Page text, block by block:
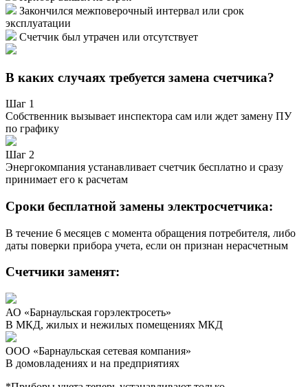
Закончился межповерочный интервал или срок
эксплуатации
Счетчик был утрачен или отсутствует
В каких случаях требуется замена счетчика?
Шаг 1
Собственник вызывает инспектора сам или ждет замену ПУ
по графику
Шаг 2
Энергокомпания устанавливает счетчик бесплатно и сразу
принимает его к расчетам
Сроки бесплатной замены электросчетчика:
В течение 6 месяцев с момента обращения потребителя, либо
даты поверки прибора учета, если он признан нерасчетным
Счетчики заменят:
АО «Барнаульская горэлектросеть»
В МКД, жилых и нежилых помещениях МКД
ООО «Барнаульская сетевая компания»
В домовладениях и на предприятиях